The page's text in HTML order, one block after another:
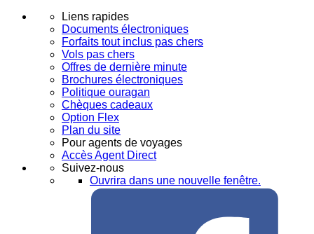
Liens rapides
Documents électroniques
Forfaits tout inclus pas chers
Vols pas chers
Offres de dernière minute
Brochures électroniques
Politique ouragan
Chèques cadeaux
Option Flex
Plan du site
Pour agents de voyages
Accès Agent Direct
Suivez-nous
Ouvrira dans une nouvelle fenêtre.